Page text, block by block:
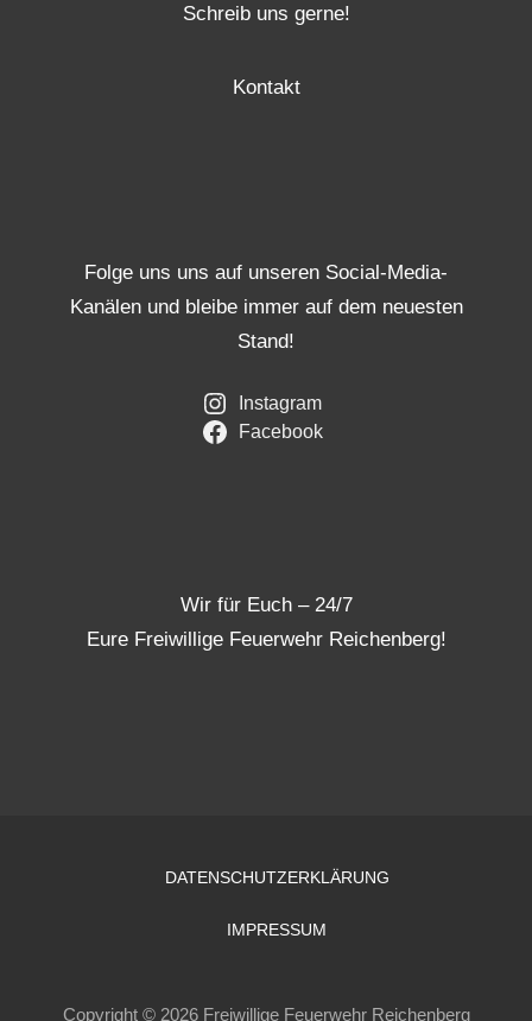
Schreib uns gerne!
Kontakt
Folge uns uns auf unseren Social-Media-
Kanälen und bleibe immer auf dem neuesten
Stand!
Instagram
Facebook
Wir für Euch – 24/7
Eure Freiwillige Feuerwehr Reichenberg!
DATENSCHUTZERKLÄRUNG
IMPRESSUM
Copyright © 2026 Freiwillige Feuerwehr Reichenberg